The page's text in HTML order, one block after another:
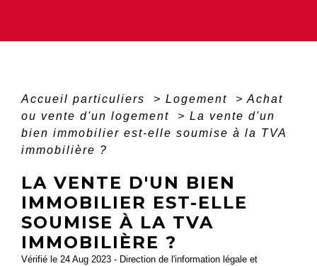
Accueil particuliers > Logement > Achat
ou vente d'un logement
> La vente d'un
bien immobilier est-elle soumise à la TVA
immobilière ?
LA VENTE D'UN BIEN
IMMOBILIER EST-ELLE
SOUMISE À LA TVA
IMMOBILIÈRE ?
Vérifié le 24 Aug 2023 - Direction de l'information légale et